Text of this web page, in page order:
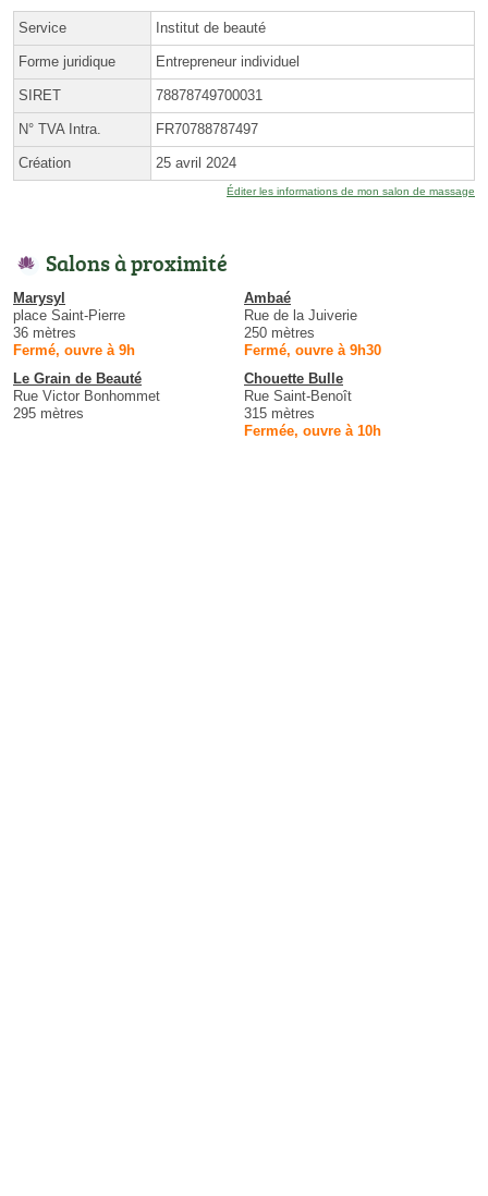
Service Institut de beauté
Forme juridique Entrepreneur individuel
SIRET 78878749700031
N° TVA Intra. FR70788787497
Création 25 avril 2024
Éditer les informations de mon salon de massage
Salons à proximité
Marysyl
place Saint-Pierre
36 mètres
Fermé, ouvre à 9h
Ambaé
Rue de la Juiverie
250 mètres
Fermé, ouvre à 9h30
Le Grain de Beauté
Rue Victor Bonhommet
295 mètres
Chouette Bulle
Rue Saint-Benoît
315 mètres
Fermée, ouvre à 10h